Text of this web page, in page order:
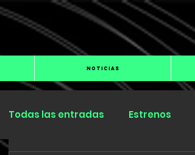
NOTICIAS
Todas las entradas Estrenos